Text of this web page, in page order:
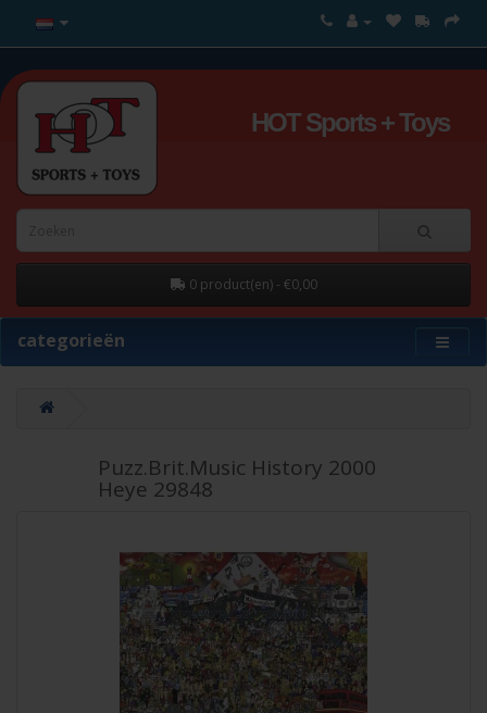
HOT Sports + Toys
0 product(en) - €0,00
categorieën
Puzz.Brit.Music History 2000
Heye 29848